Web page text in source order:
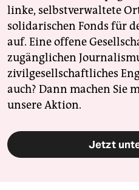
linke, selbstverwaltete
solidarischen Fonds für
auf. Eine offene
zugänglichen
zivilgesellschaftliches
auch? Dann machen Sie
unsere Aktion.
Jetzt